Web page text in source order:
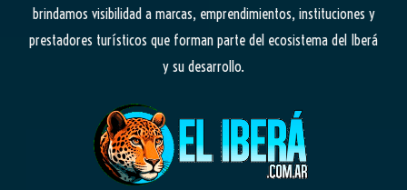
brindamos visibilidad a marcas, emprendimientos, instituciones y
prestadores turísticos que forman parte del ecosistema del Iberá
y su desarrollo.